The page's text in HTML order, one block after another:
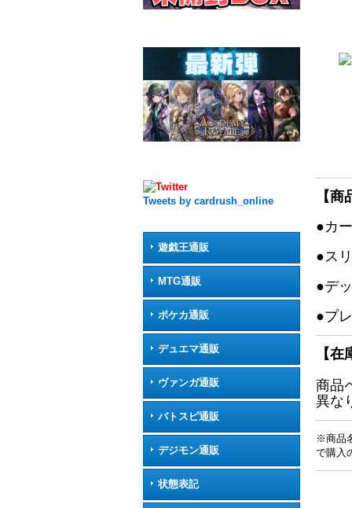
Tweets by cardrush_online
遊戯王通販
MTG通販
ポケカ通販
デュエマ通販
ヴァンガ通販
バトスピ通販
デジモン通販
状態表記
【
●カ
●ス
●デ
●プ
【
商品
異な
※商品
で購入